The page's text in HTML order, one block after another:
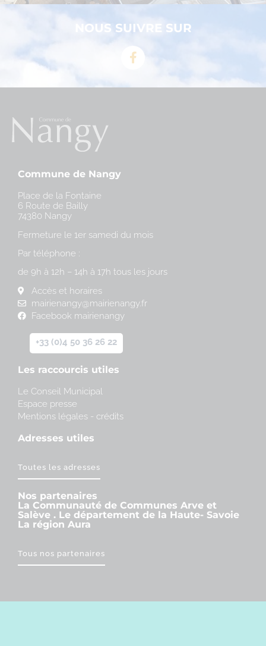
NOUS SUIVRE SUR
Commune de Nangy
Place de la Fontaine
6 Route de Bailly
74380 Nangy
Fermeture le 1er samedi du mois
Par téléphone :
de 9h à 12h – 14h à 17h tous les jours
Accès et horaires
mairienangy@mairienangy.fr
Facebook mairienangy
+33 (0)4 50 36 26 22
Les raccourcis utiles
Le Conseil Municipal
Espace presse
Mentions légales - crédits
Adresses utiles
Toutes les adresses
Nos partenaires
La Communauté de Communes Arve et
Salève . Le département de la Haute- Savoie
La région Aura
Tous nos partenaires